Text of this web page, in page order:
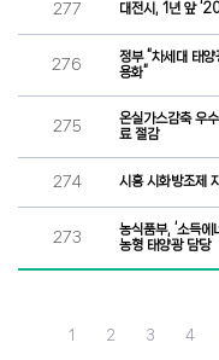
277 대전시, 1년 앞
276
정부 “차세대 태
용화”
275
온실가스감축 우
료 절감
274 시흥 시화방조제
273
농식품부, ‘소득
농형 태양광 담당
1 2 3 4